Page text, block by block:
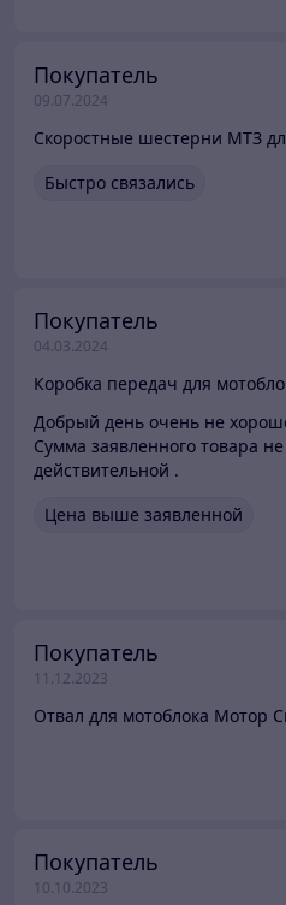
Покупатель
09.07.2024
Быстро связались
Покупатель
04.03.2024
Коробка передач для
Добрый день очень не
Сумма заявленного товара не
действительной .
Цена выше заявленной
Покупатель
11.12.2023
Отвал для мотоблока Мотор
Покупатель
10.10.2023